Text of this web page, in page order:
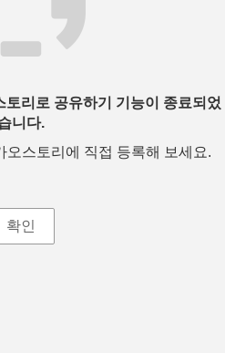
리로 공유하기 기능이 종료되었
니다.
오스토리에 직접 등록해 보세요.
확인